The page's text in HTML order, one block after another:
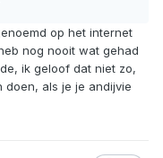
groenten te hebben,
want als je het
oplopen.
op het internet
nog nooit wat gehad
ik geloof dat niet zo,
als je je andijvie